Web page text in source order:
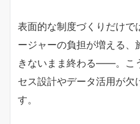
表面的な制度づくりだけで
ージャーの負担が増える
きないまま終わる——。こ
セス設計やデータ活用が欠
す。